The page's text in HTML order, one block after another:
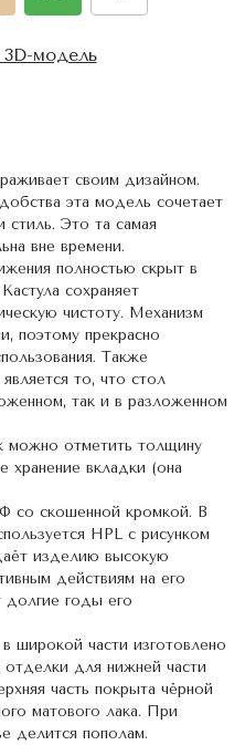
3D-модель
своим дизайном.
эта модель сочетает
стиль. Это та самая
вне времени.
полностью скрыт в
сохраняет
чистоту. Механизм
поэтому прекрасно
Также
то, что стол
так и в разложенном
можно отметить толщину
вкладки (она
со скошенной кромкой. В
HPL с рисунком
изделию высокую
действиям на его
долгие годы его
широкой части изготовлено
для нижней части
часть покрыта чёрной
матового лака. При
делится пополам.